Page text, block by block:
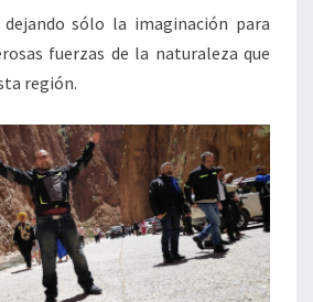
sólo la imaginación para
fuerzas de la naturaleza que
región.